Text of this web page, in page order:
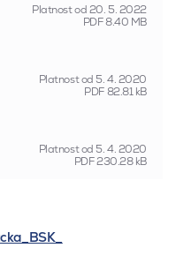
Platnost od20. 5. 2022
PDF8.40 MB
Platnost od 5. 4. 2020
PDF82.81 kB
Platnost od 5. 4. 2020
PDF230.28 kB